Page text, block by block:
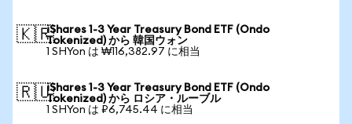
🇰🇷iShares 1-3 Year Treasury Bond ETF (Ondo
Tokenized) から 韓国ウォン
1 SHYon は ₩116,382.97 に相当
🇷🇺iShares 1-3 Year Treasury Bond ETF (Ondo
Tokenized) から ロシア・ルーブル
1 SHYon は ₽6,745.44 に相当